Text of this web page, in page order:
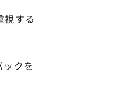
視する
クを